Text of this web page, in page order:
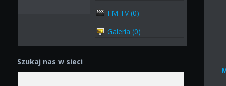
FM TV (0)
Galeria (0)
Szukaj nas w sieci